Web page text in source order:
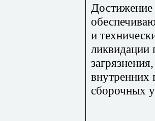
и
ликвидации
внутренних
сборочных